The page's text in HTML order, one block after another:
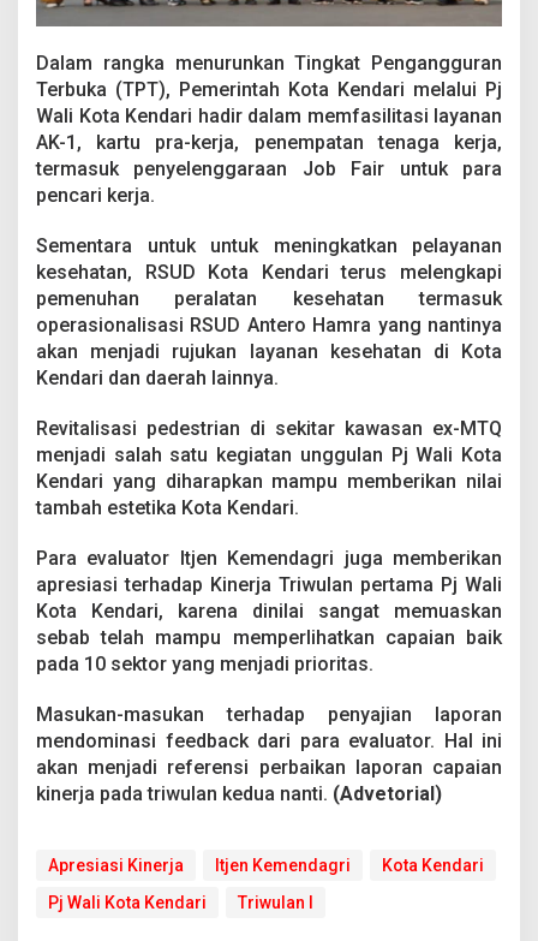
Dalam rangka menurunkan Tingkat Pengangguran
Terbuka (TPT), Pemerintah Kota Kendari melalui Pj
Wali Kota Kendari hadir dalam memfasilitasi layanan
AK-1, kartu pra-kerja, penempatan tenaga kerja,
termasuk penyelenggaraan Job Fair untuk para
pencari kerja.
Sementara untuk untuk meningkatkan pelayanan
kesehatan, RSUD Kota Kendari terus melengkapi
pemenuhan peralatan kesehatan termasuk
operasionalisasi RSUD Antero Hamra yang nantinya
akan menjadi rujukan layanan kesehatan di Kota
Kendari dan daerah lainnya.
Revitalisasi pedestrian di sekitar kawasan ex-MTQ
menjadi salah satu kegiatan unggulan Pj Wali Kota
Kendari yang diharapkan mampu memberikan nilai
tambah estetika Kota Kendari.
Para evaluator Itjen Kemendagri juga memberikan
apresiasi terhadap Kinerja Triwulan pertama Pj Wali
Kota Kendari, karena dinilai sangat memuaskan
sebab telah mampu memperlihatkan capaian baik
pada 10 sektor yang menjadi prioritas.
Masukan-masukan terhadap penyajian laporan
mendominasi feedback dari para evaluator. Hal ini
akan menjadi referensi perbaikan laporan capaian
kinerja pada triwulan kedua nanti. (Advetorial)
Apresiasi Kinerja Itjen Kemendagri
Kota Kendari
Pj Wali Kota Kendari
Triwulan I